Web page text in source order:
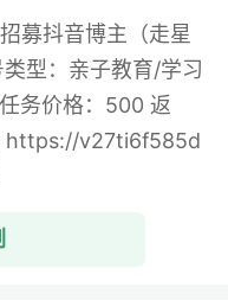
募抖音博主（走星
型：亲子教育/学习
务价格：500 返
https://v27ti6f585d